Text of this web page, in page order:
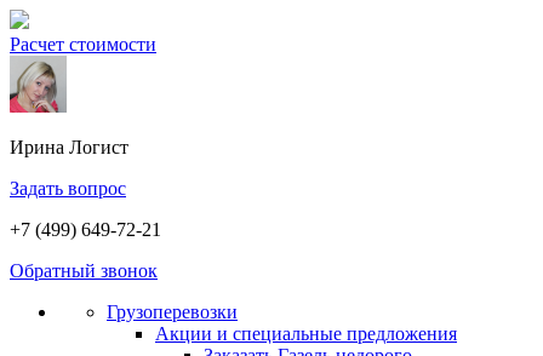
Расчет стоимости
Ирина Логист
Задать вопрос
+7 (499) 649-72-21
Обратный звонок
Грузоперевозки
Акции и специальные предложения